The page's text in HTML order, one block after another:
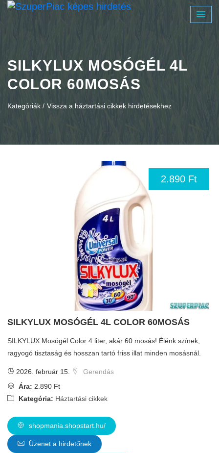
SILKYLUX MOSÓGÉL 4L
COLOR 60MOSÁS
Kategóriák / Vissza a háztartási cikkek hirdetésekhez
2.890 Ft
SILKYLUX MOSÓGÉL 4L COLOR 60MOSÁS
SILKYLUX Mosógél Color 4 liter, akár 60 mosás! Élénk színek,
ragyogó tisztaság és hosszan tartó friss illat minden mosásnál.
2026. február 15.
Gerendás
Ára: 2.890 Ft
Kategória: Háztartási cikkek
shopmania.shopstart.hu/
Üzenet a hirdetőnek